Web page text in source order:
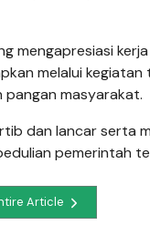
mengapresiasi
melalui
pangan masyarakat.
dan lancar
pemerintah
Article